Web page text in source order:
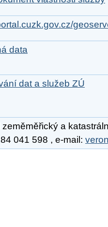
data
dat a služeb ZÚ
a
041 598 , e-mail: